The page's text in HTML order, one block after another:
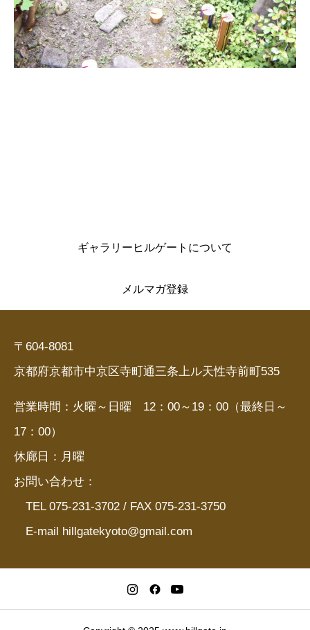
ギャラリーヒルゲートについて
メルマガ登録
〒604-8081
京都府京都市中京区寺町通三条上ル天性寺前町535
営業時間：火曜～日曜 12：00～19：00（最終日～
17：00）
休廊日：月曜
お問い合わせ：
TEL 075-231-3702 / FAX 075-231-3750
E-mail hillgatekyoto@gmail.com